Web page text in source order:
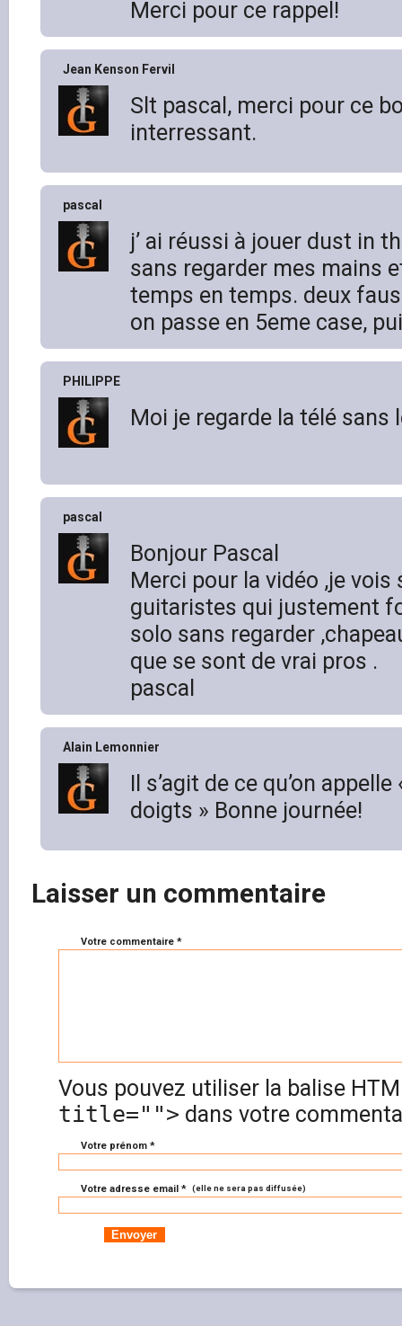
Merci pour ce rappel!
Jean Kenson Fervil
Slt pascal, merci pour ce
interressant.
pascal
j’ ai réussi à jouer dust in
sans regarder mes mains
temps en temps. deux
on passe en 5eme case,
PHILIPPE
Moi je regarde la télé sans
pascal
Bonjour Pascal
Merci pour la vidéo ,je vois
guitaristes qui justement
solo sans regarder
que se sont de vrai pros .
pascal
Alain Lemonnier
Il s’agit de ce qu’on
doigts » Bonne journée!
Laisser un commentaire
Votre commentaire *
Vous pouvez utiliser la balise
title=""> dans votre
Votre prénom *
Votre adresse email * (elle ne sera pas diffusée)